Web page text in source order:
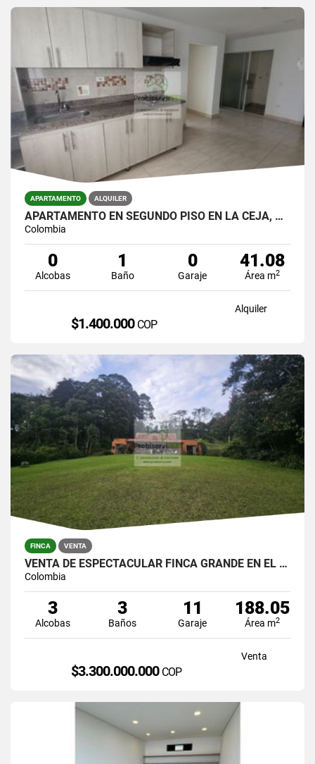
APARTAMENTO ALQUILER
APARTAMENTO EN SEGUNDO PISO EN LA CEJA, ANTIOQUIA
Colombia
0
Alcobas
1
Baño
0
Garaje
41.08
Área m2
Alquiler
$1.400.000 COP
FINCA VENTA
VENTA DE ESPECTACULAR FINCA GRANDE EN EL YARUMO
Colombia
3
Alcobas
3
Baños
11
Garaje
188.05
Área m2
Venta
$3.300.000.000 COP